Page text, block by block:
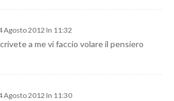
Agosto 2012 In 11:32
a me vi faccio volare il pensiero
Agosto 2012 In 11:30